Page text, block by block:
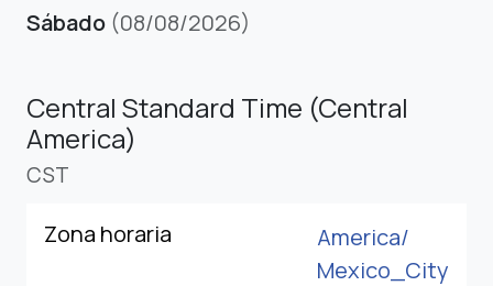
Sábado (08/08/2026)
Central Standard Time (Central
America)
CST
Zona horaria
America/
Mexico_City